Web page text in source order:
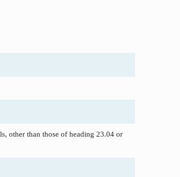
other than those of heading 23.04 or